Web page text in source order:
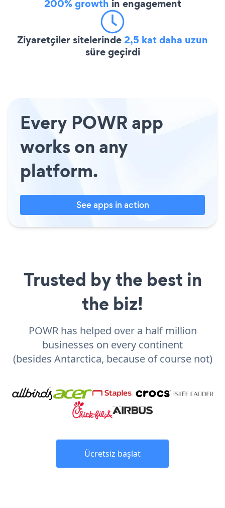
200% growth in engagement
Ziyaretçiler sitelerinde2,5 kat daha uzun
süre geçirdi
Every POWR app
works on any
platform.
See apps in action
Trusted by the best in
the biz!
POWR has helped over a half million
businesses on every continent
(besides Antarctica, because of course not)
Ücretsiz başlat